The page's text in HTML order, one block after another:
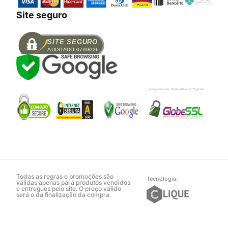
Site seguro
SITE SEGURO
AUDITADO 07/08/26
Todas as regras e promoções são
válidas apenas para produtos vendidos
Tecnologia: